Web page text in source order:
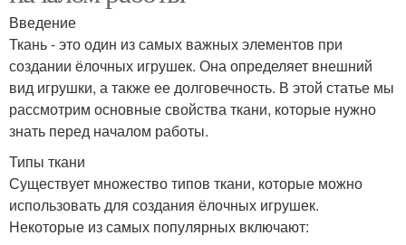
Введение
Ткань - это один из самых важных элементов при
создании ёлочных игрушек. Она определяет внешний
вид игрушки, а также ее долговечность. В этой статье мы
рассмотрим основные свойства ткани, которые нужно
знать перед началом работы.
Типы ткани
Существует множество типов ткани, которые можно
использовать для создания ёлочных игрушек.
Некоторые из самых популярных включают: